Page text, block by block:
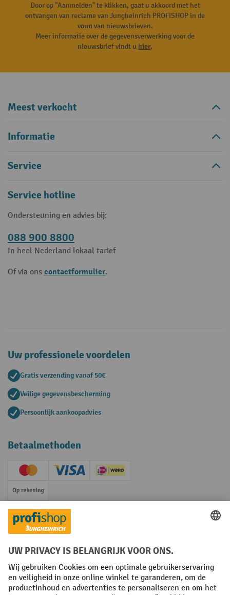
Door op "Aanmelden" te klikken, gaat u akkoord met het
ontvangen van reclame van Jungheinrich PROFISHOP in de
vorm van nieuwsbrieven.
Meer informatie over de gegevensverwerking voor de
nieuwsbrief vindt u hier.
Meest verkocht
Informatie
Service
Service hotline
Ondersteuning en advies bij:
088 900 8800
In heel Nederland lokaal tarief
Of via ons contactformulier.
Uw professionele voordelen
Gratis verzending vanaf 50€
Veilige gegevensbescherming
Persoonlijk aankoopadvies
Betaalmethoden
Creditcard (Master)Creditcard (Visa)iDEAL | Wero
Op rekening
Sociale netwerken
Facebook
YouTube
LinkedIn
Instagram